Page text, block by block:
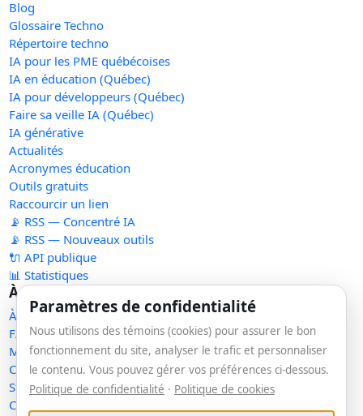
Blog
Glossaire Techno
Répertoire techno
IA pour les PME québécoises
IA en éducation (Québec)
IA pour développeurs (Québec)
Faire sa veille IA (Québec)
IA générative
Actualités
Acronymes éducation
Outils gratuits
Raccourcir un lien
📡 RSS — Concentré IA
📡 RSS — Nouveaux outils
🔌 API publique
📊 Statistiques
À propos
À propos
FAQ
Méthodologie
Contact
Statut des services
Confidentialité
Paramètres de confidentialité
Nous utilisons des témoins (cookies) pour assurer le bon
fonctionnement du site, analyser le trafic et personnaliser
le contenu. Vous pouvez gérer vos préférences ci-dessous.
Politique de confidentialité · Politique de cookies